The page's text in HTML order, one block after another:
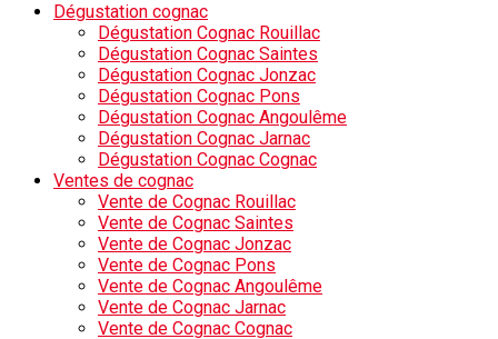
Dégustation cognac
Dégustation Cognac Rouillac
Dégustation Cognac Saintes
Dégustation Cognac Jonzac
Dégustation Cognac Pons
Dégustation Cognac Angoulême
Dégustation Cognac Jarnac
Dégustation Cognac Cognac
Ventes de cognac
Vente de Cognac Rouillac
Vente de Cognac Saintes
Vente de Cognac Jonzac
Vente de Cognac Pons
Vente de Cognac Angoulême
Vente de Cognac Jarnac
Vente de Cognac Cognac